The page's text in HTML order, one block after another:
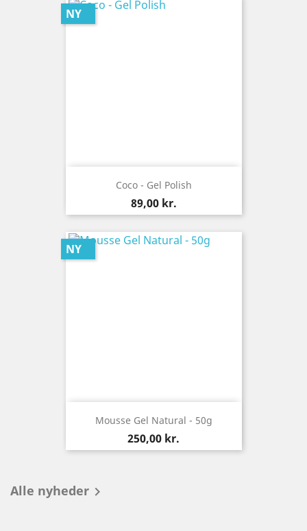
Coco - Gel Polish
Pris
89,00 kr.
NY
Mousse Gel Natural - 50g
Pris
250,00 kr.
NY
Alle nyheder 